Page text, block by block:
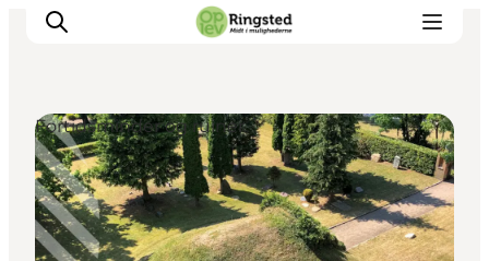
Mest for børn
Ophold
Ringsted Børnefestival
Fortidsminder og ruiner